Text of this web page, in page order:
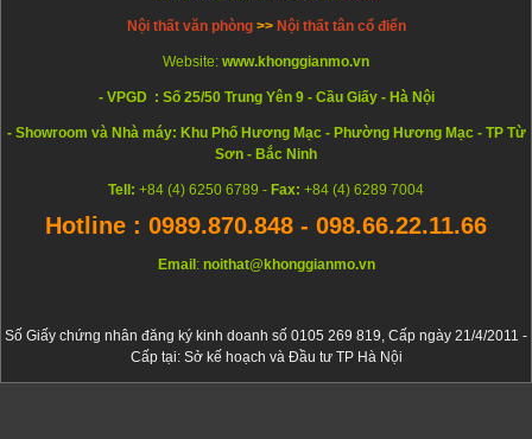
Nội thất văn phòng >> Nội thất tân cổ điển
Website: www.khonggianmo.vn
- VPGD : Số 25/50 Trung Yên 9 - Cầu Giấy - Hà Nội
- Showroom và Nhà máy: Khu Phố Hương Mạc - Phường Hương Mạc - TP Từ
Sơn - Bắc Ninh
Tell: +84 (4) 6250 6789 - Fax: +84 (4) 6289 7004
Hotline : 0989.870.848 - 098.66.22.11.66
Email: noithat@khonggianmo.vn
Số Giấy chứng nhân đăng ký kinh doanh số 0105 269 819, Cấp ngày 21/4/2011 -
Cấp tại: Sở kế hoạch và Đầu tư TP Hà Nội